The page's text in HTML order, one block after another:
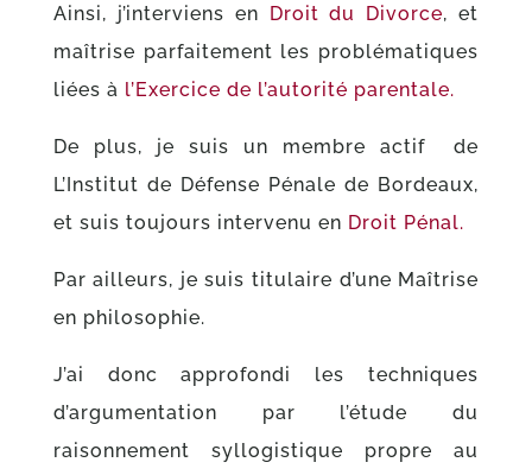
Ainsi, j’interviens en Droit du Divorce, et
maîtrise parfaitement les problématiques
liées à l’Exercice de l’autorité parentale.
De plus, je suis un membre actif de
L’Institut de Défense Pénale de Bordeaux,
et suis toujours intervenu en Droit Pénal.
Par ailleurs, je suis titulaire d’une Maîtrise
en philosophie.
J’ai donc approfondi les techniques
d’argumentation par l’étude du
raisonnement syllogistique propre au